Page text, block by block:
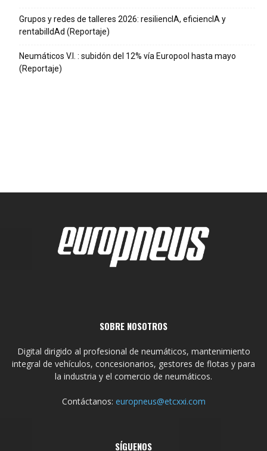
Grupos y redes de talleres 2026: resiliencIA, eficiencIA y
rentabilIdAd (Reportaje)
Neumáticos V.I. : subidón del 12% vía Europool hasta mayo
(Reportaje)
SOBRE NOSOTROS
Digital dirigido al profesional de neumáticos, mantenimiento
integral de vehículos, concesionarios, gestores de flotas y para
la industria y el comercio de neumáticos.
Contáctanos: europneus@etcxxi.com
SÍGUENOS